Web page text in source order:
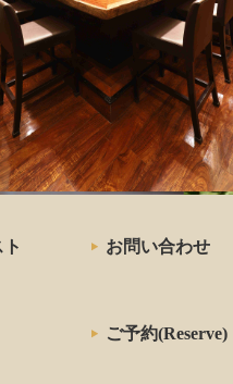
お問い合わせ
ご予約(Reserve)